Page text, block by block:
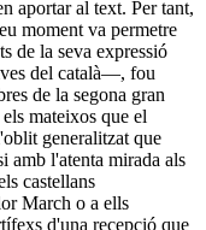
aportar al text. Per tant,
moment va permetre
de la seva expressió
del català—, fou
de la segona gran
mateixos que el
generalitzat que
amb l'atenta mirada als
castellans
March o a ells
d'una recepció que